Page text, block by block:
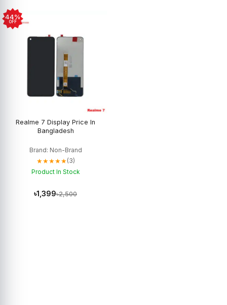
44%
OFF
Realme 7 Display Price In
Bangladesh
Brand: Non-Brand
★★★★★(3)
Product In Stock
৳1,399৳2,500